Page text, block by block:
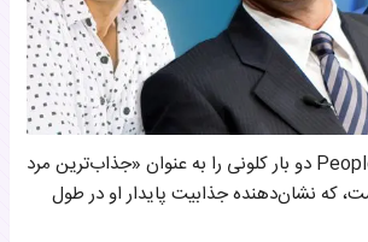
علاوه بر این، مجله People دو بار کلونی را به عنوان «جذاب‌ترین مرد
که نشان‌دهنده جذابیت پایدار او در طول